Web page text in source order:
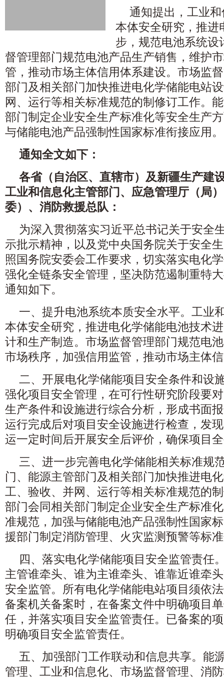
通知提出，工业
本体安全研究，推进
步，规范电池系统设
督管理部门规范电池产品生产销售，维护
管，推动市场主体信用体系建设。市场监
部门及相关部门加快推进电化学储能电站
网、运行等相关标准规范的制修订工作。
部门制定企业安全生产标准化等安全生产
与储能电池产品强制性国家标准衔接应用。
通知全文如下：
各省（自治区、直辖市）及新疆生产建
工业和信息化主管部门、应急管理厅（局
委）、消防救援总队：
为深入贯彻落实习近平总书记关于安全
示批示精神，以及党中央国务院关于安全
照国务院安委会工作要求，切实落实电化
强化全链条安全管理，坚决防范遏制重特
通知如下。
一、提升电池系统本质安全水平。工业
本体安全研究，推进电化学储能电池技术
计和生产制造。市场监督管理部门规范电
市场秩序，加强信用监管，推动市场主体
二、开展电化学储能项目安全条件和设
强化项目安全管理，在可行性研究阶段要
生产条件和设施进行综合分析，形成书面
运行完成后对项目安全设施进行检查，发
运一定时间后开展安全后评价，确保项目
三、进一步完善电化学储能相关标准规
门、能源主管部门及相关部门加快推进电
工、验收、并网、运行等相关标准规范的
部门会同相关部门制定企业安全生产标准
准规范，加强与储能电池产品强制性国家
援部门制定消防管理、火灾监测预警等标
四、落实电化学储能项目安全监管责任
主管谁牵头、谁为主谁牵头、谁靠近谁牵
安全监管。所有电化学储能电站项目须依
备案机关备案时，在备案文件中明确项目
任，并落实项目安全监管责任。已备案的
明确项目安全监管责任。
五、加强部门工作联动和信息共享。能
管理、工业和信息化、市场监督管理、消